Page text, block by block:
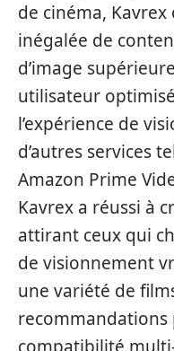
de cinéma,
inégalée de
d’image
utilisateur
l’expérience de
d’autres services
Amazon Prime
Kavrex a réussi à
attirant ceux qui
de visionnement
une variété de
recommandations